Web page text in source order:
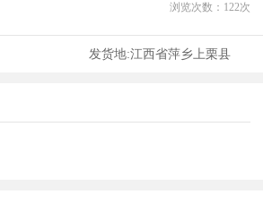
浏览次数： 122次
发货地:江西省萍乡上栗县